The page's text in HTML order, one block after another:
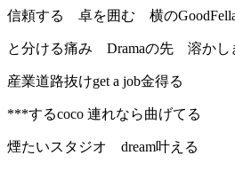
信頼する 卓を囲む 横の
と分ける痛み Dramaの先 溶かし
産業道路抜けget a job金得る
***するcoco 連れなら曲げてる
煙たいスタジオ dream叶える